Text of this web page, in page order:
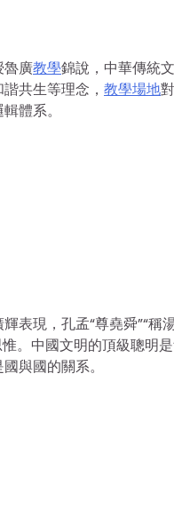
魯廣教學錦說，中華傳統
共生等理念， 教學場地
體系。
表現，孔孟“尊堯舜”“稱
。中國文明的頂級聰明
與國的關系。